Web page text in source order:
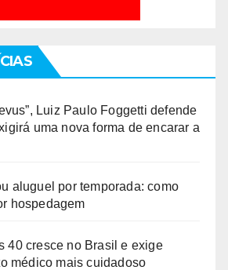
Luiz Paulo Foggetti defende
uma nova forma de encarar a
aluguel por temporada: como
hospedagem
40 cresce no Brasil e exige
médico mais cuidadoso